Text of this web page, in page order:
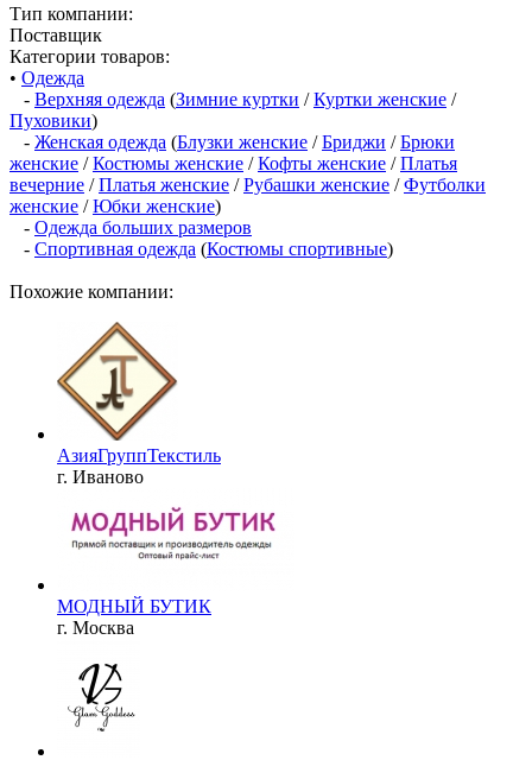
Тип компании:
Поставщик
Категории товаров:
• Одежда
- Верхняя одежда (Зимние куртки /Куртки женские /
Пуховики)
- Женская одежда (Блузки женские /Бриджи /Брюки
женские /Костюмы женские /Кофты женские /Платья
вечерние /Платья женские /Рубашки женские /Футболки
женские /Юбки женские)
- Одежда больших размеров
- Спортивная одежда (Костюмы спортивные)
Похожие компании:
АзияГруппТекстиль
г. Иваново
МОДНЫЙ БУТИК
г. Москва